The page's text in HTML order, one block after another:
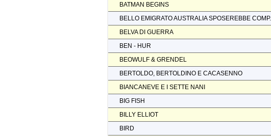
BATMAN BEGINS
BELLO EMIGRATO AUSTRALIA SPOSEREBBE COMP.
BELVA DI GUERRA
BEN - HUR
BEOWULF & GRENDEL
BERTOLDO, BERTOLDINO E CACASENNO
BIANCANEVE E I SETTE NANI
BIG FISH
BILLY ELLIOT
BIRD